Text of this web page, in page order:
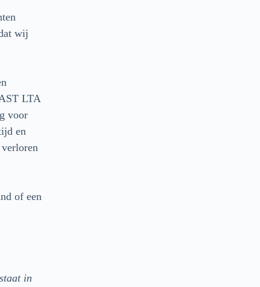
wij
LTA
voor
en
of een
in